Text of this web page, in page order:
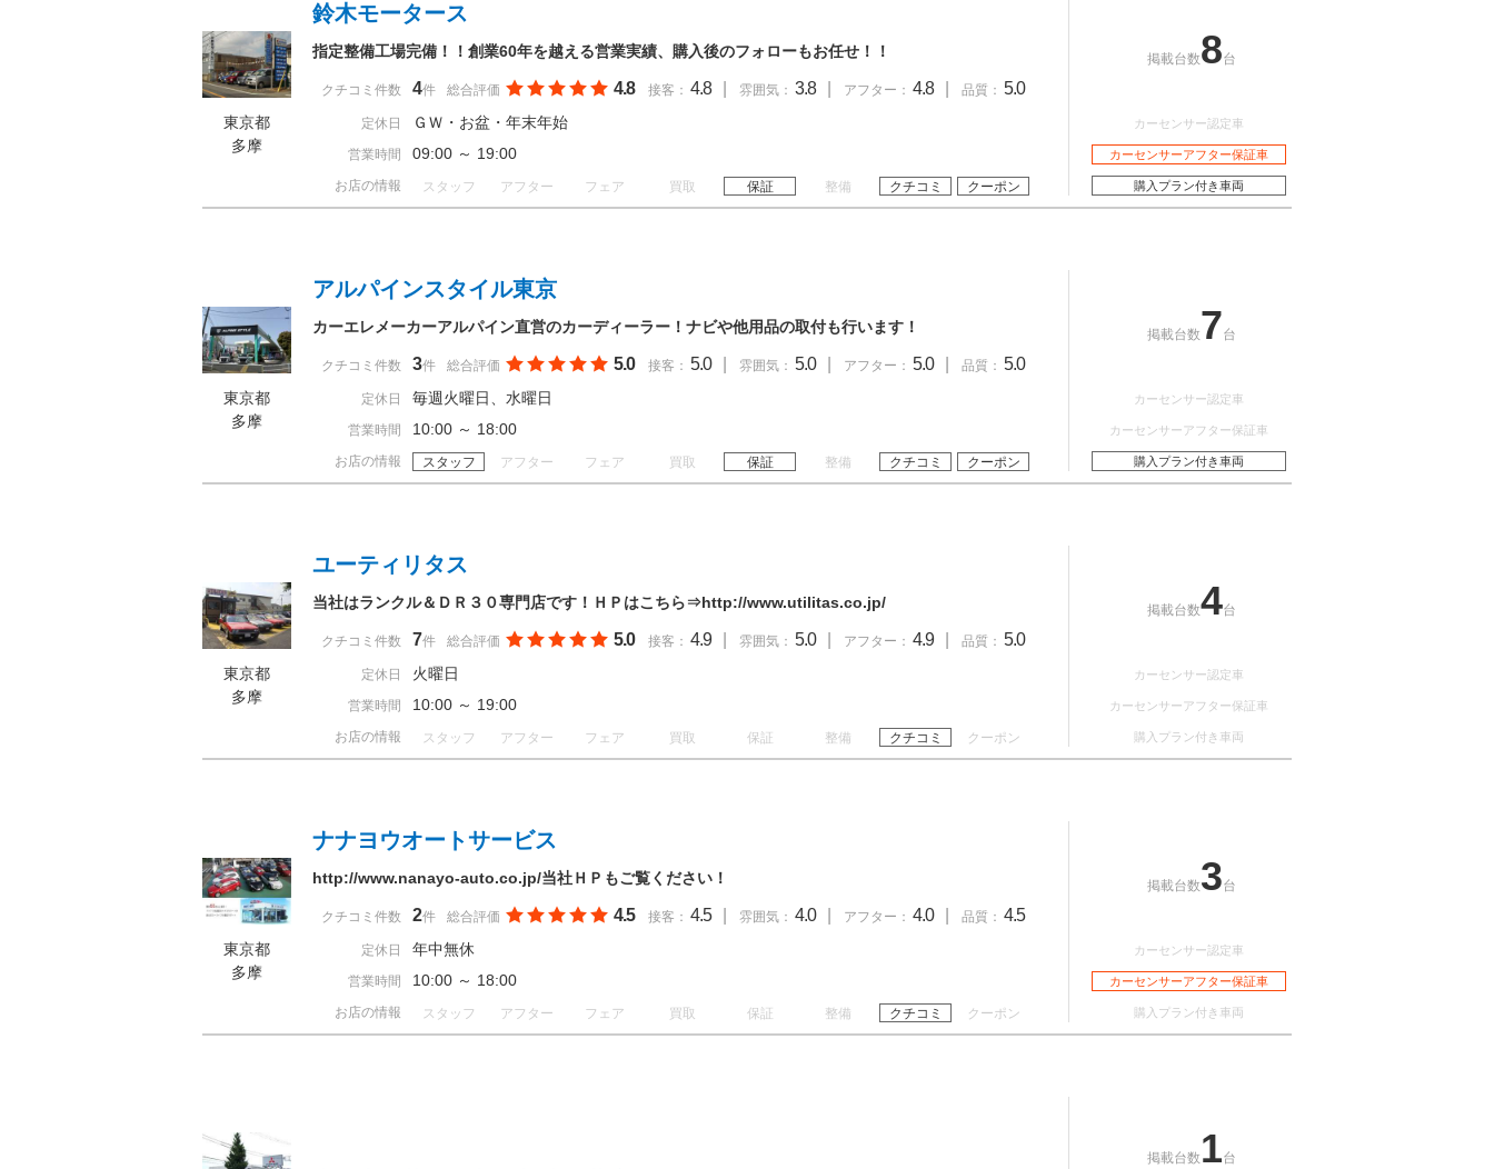
東京都
多摩
鈴木モータース
指定整備工場完備！！創業60年を越える営業実績、購入後のフォローもお任せ！！
クチコミ件数 4件 総合評価 4.8 接客： 4.8 雰囲気： 3.8 アフター： 4.8 品質： 5.0
定休日 ＧＷ・お盆・年末年始
営業時間 09:00 ～ 19:00
お店の情報 スタッフ アフター フェア 買取 保証 整備 クチコミ クーポン
掲載台数8台
カーセンサー認定車
カーセンサーアフター保証車
購入プラン付き車両
東京都
多摩
アルパインスタイル東京
カーエレメーカーアルパイン直営のカーディーラー！ナビや他用品の取付も行います！
クチコミ件数 3件 総合評価 5.0 接客： 5.0 雰囲気： 5.0 アフター： 5.0 品質： 5.0
定休日 毎週火曜日、水曜日
営業時間 10:00 ～ 18:00
お店の情報 スタッフ アフター フェア 買取 保証 整備 クチコミ クーポン
掲載台数7台
カーセンサー認定車
カーセンサーアフター保証車
購入プラン付き車両
東京都
多摩
ユーティリタス
当社はランクル＆ＤＲ３０専門店です！ＨＰはこちら⇒http://www.utilitas.co.jp/
クチコミ件数 7件 総合評価 5.0 接客： 4.9 雰囲気： 5.0 アフター： 4.9 品質： 5.0
定休日 火曜日
営業時間 10:00 ～ 19:00
お店の情報 スタッフ アフター フェア 買取 保証 整備 クチコミ クーポン
掲載台数4台
カーセンサー認定車
カーセンサーアフター保証車
購入プラン付き車両
東京都
多摩
ナナヨウオートサービス
http://www.nanayo-auto.co.jp/当社ＨＰもご覧ください！
クチコミ件数 2件 総合評価 4.5 接客： 4.5 雰囲気： 4.0 アフター： 4.0 品質： 4.5
定休日 年中無休
営業時間 10:00 ～ 18:00
お店の情報 スタッフ アフター フェア 買取 保証 整備 クチコミ クーポン
掲載台数3台
カーセンサー認定車
カーセンサーアフター保証車
購入プラン付き車両
掲載台数 1台